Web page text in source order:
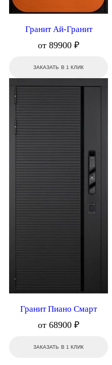
Гранит Ай-Гранит
от 89900 ₽
ЗАКАЗАТЬ В 1 КЛИК
Гранит Пиано Смарт
от 68900 ₽
ЗАКАЗАТЬ В 1 КЛИК